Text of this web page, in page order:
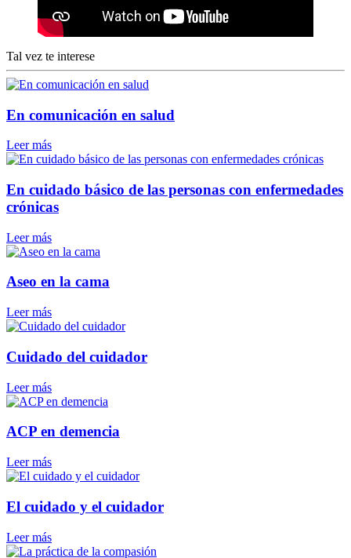
Tal vez te interese
En comunicación en salud
Leer más
En cuidado básico de las personas con enfermedades
crónicas
Leer más
Aseo en la cama
Leer más
Cuidado del cuidador
Leer más
ACP en demencia
Leer más
El cuidado y el cuidador
Leer más